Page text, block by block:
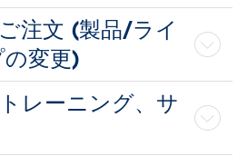
注文 (製品/ライ
変更)
レーニング、サ